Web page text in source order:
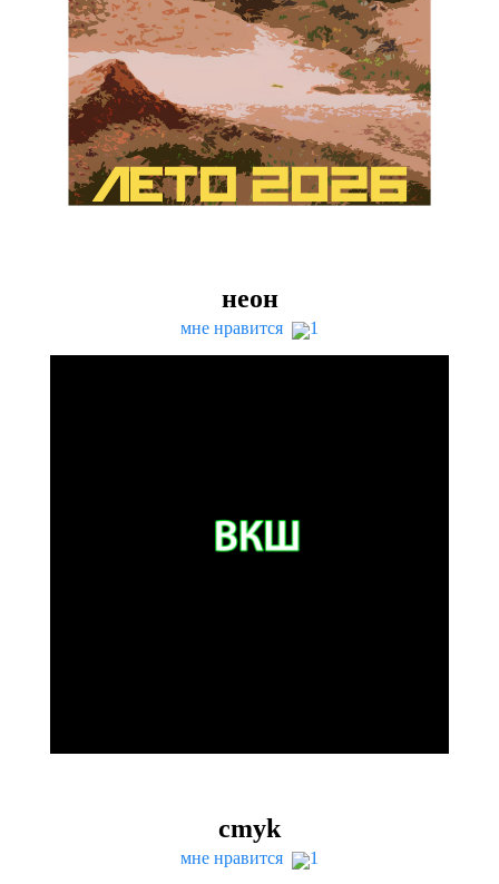
неон
мне нравится 1
cmyk
мне нравится 1